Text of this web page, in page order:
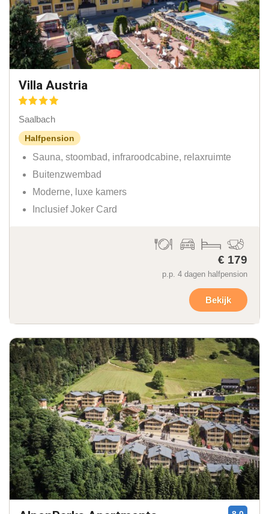
Villa Austria
Saalbach
Halfpension
Sauna, stoombad, infraroodcabine, relaxruimte
Buitenzwembad
Moderne, luxe kamers
Inclusief Joker Card
€ 179
p.p. 4 dagen halfpension
Bekijk